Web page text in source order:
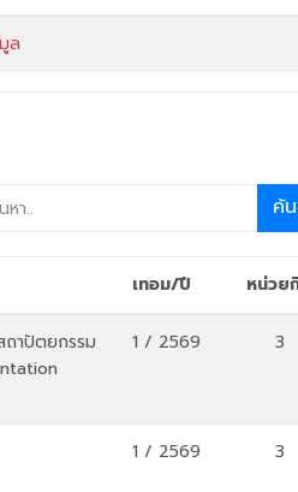
ล
ค้
เทอม/ปี หน่วย
าปัตยกรรม
1 / 2569 3
1 / 2569 3